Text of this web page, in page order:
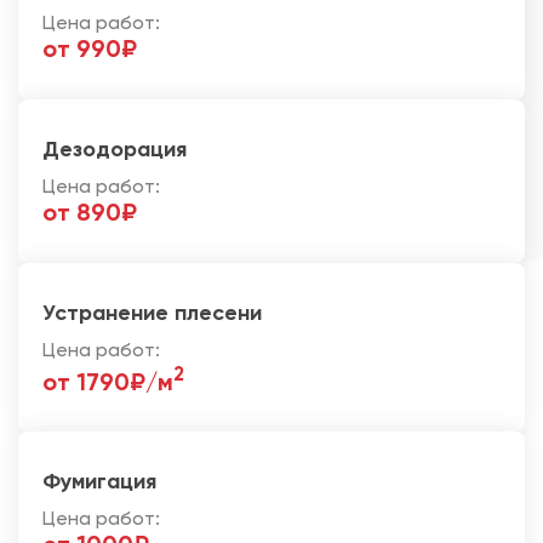
Цена работ:
от 990₽
Дезодорация
Цена работ:
от 890₽
Устранение плесени
Цена работ:
от 1790₽/м2
Фумигация
Цена работ: